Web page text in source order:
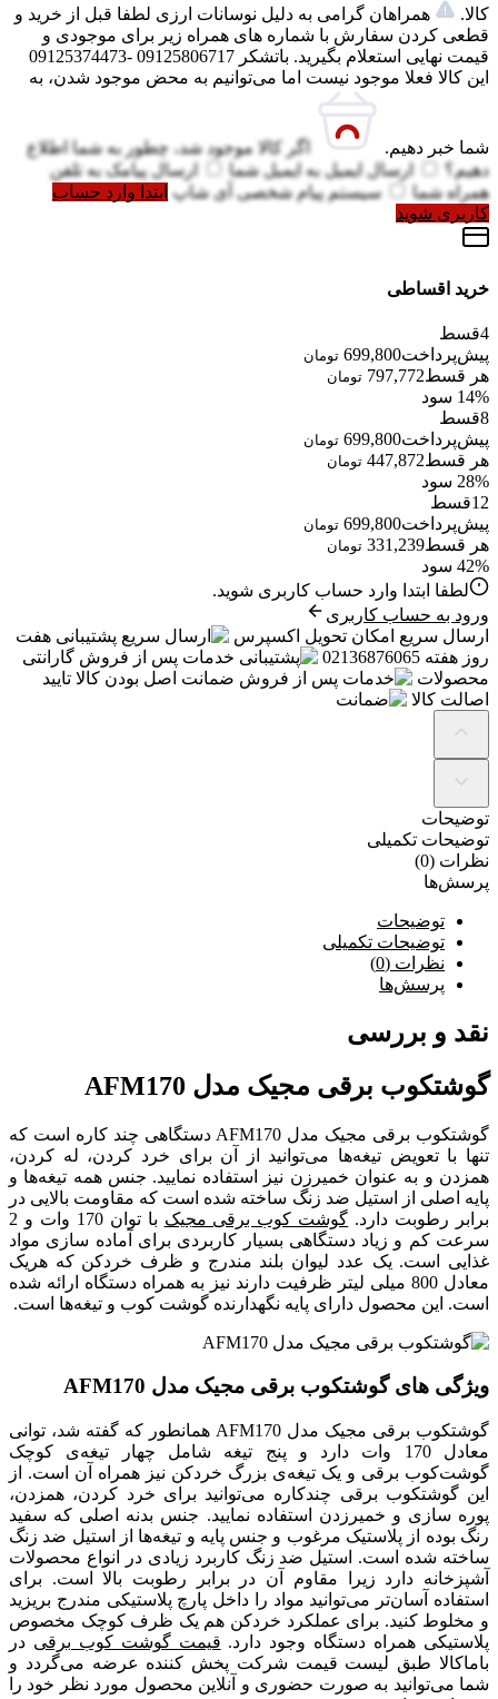
کالا.
همراهان گرامی به دلیل نوسانات ارزی لطفا قبل از خرید و
قطعی کردن سفارش با شماره های همراه زیر برای موجودی و
قیمت نهایی استعلام بگیرید. باتشکر 09125806717 -09125374473
این کالا فعلا موجود نیست اما می‌توانیم به محض موجود شدن، به
شما خبر دهیم.
اگر کالا موجود شد، چطور به شما اطلاع
دهیم؟
ارسال ایمیل به ایمیل شما ارسال پیامک به تلفن
همراه شما
سیستم پیام شخصی آی شاپ ابتدا وارد حساب
کاربری شوید
خرید اقساطی
4قسط
پیش‌پرداخت699,800 تومان
هر قسط797,772 تومان
14% سود
8قسط
پیش‌پرداخت699,800 تومان
هر قسط447,872 تومان
28% سود
12قسط
پیش‌پرداخت699,800 تومان
هر قسط331,239 تومان
42% سود
لطفا ابتدا وارد حساب کاربری شوید.
ورود به حساب کاربری
ارسال سریع امکان تحویل اکسپرس پشتیبانی هفت
روز هفته 02136876065
خدمات پس از فروش گارانتی
محصولات
ضمانت اصل بودن کالا تایید
اصالت کالا
توضیحات
توضیحات تکمیلی
نظرات (0)
پرسش‌ها
توضیحات
توضیحات تکمیلی
نظرات (0)
پرسش‌ها
نقد و بررسی
گوشتکوب برقی مجیک مدل AFM170
گوشتکوب برقی مجیک مدل AFM170 دستگاهی چند کاره است که
تنها با تعویض تیغه‌ها می‌توانید از آن برای خرد کردن، له کردن،
همزدن و به عنوان خمیرزن نیز استفاده نمایید. جنس همه تیغه‌ها و
پایه اصلی از استیل ضد زنگ ساخته شده است که مقاومت بالایی در
برابر رطوبت دارد. گوشت کوب برقی مجیک
با توان 170 وات و 2
سرعت کم و زیاد دستگاهی بسیار کاربردی برای آماده سازی مواد
غذایی است. یک عدد لیوان بلند مندرج و ظرف خردکن که هریک
معادل 800 میلی لیتر ظرفیت دارند نیز به همراه دستگاه ارائه شده
است. این محصول دارای پایه نگهدارنده گوشت کوب و تیغه‌ها است.
ویژگی های گوشتکوب برقی مجیک مدل AFM170
گوشتکوب برقی مجیک مدل AFM170 همانطور که گفته شد، توانی
معادل 170 وات دارد و پنج تیغه شامل چهار تیغه‌ی کوچک
گوشت‌کوب برقی و یک تیغه‌ی بزرگ خردکن نیز همراه آن است. از
این گوشتکوب برقی چندکاره می‌توانید برای خرد کردن، همزدن،
پوره سازی و خمیرزدن استفاده نمایید. جنس بدنه اصلی که سفید
رنگ بوده از پلاستیک مرغوب و جنس پایه و تیغه‌ها از استیل ضد زنگ
ساخته شده است. استیل ضد زنگ کاربرد زیادی در انواع محصولات
آشپزخانه دارد زیرا مقاوم آن در برابر رطوبت بالا است. برای
استفاده آسان‌تر می‌توانید مواد را داخل پارچ پلاستیکی مندرج بریزید
و مخلوط کنید. برای عملکرد خردکن هم یک ظرف کوچک مخصوص
پلاستیکی همراه دستگاه وجود دارد. قیمت گوشت کوب برقی در
باماکالا طبق لیست قیمت شرکت پخش کننده عرضه می‌گردد و
شما می‌توانید به صورت حضوری و آنلاین محصول مورد نظر خود را